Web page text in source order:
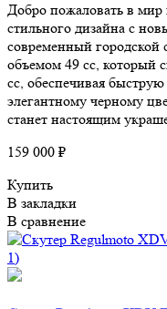
Добро пожаловать в мир
стильного дизайна с
современный
объемом 49 сс, который
сс, обеспечивая
элегантному черному
станет настоящим
159 000 ₽
Купить
В закладки
В сравнение